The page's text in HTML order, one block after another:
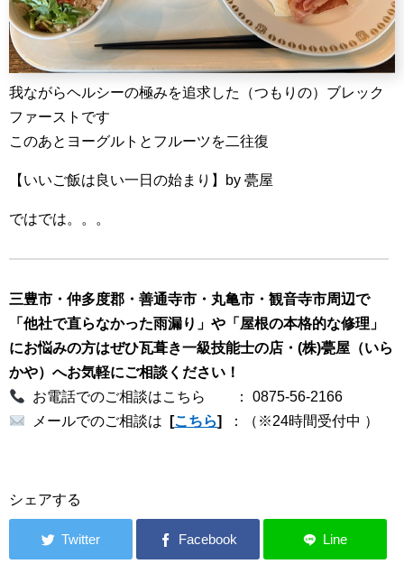
我ながらヘルシーの極みを追求した（つもりの）ブレック
ファーストです
このあとヨーグルトとフルーツを二往復
【いいご飯は良い一日の始まり】by 甍屋
ではでは。。。
三豊市・仲多度郡・善通寺市・丸亀市・観音寺市周辺で
「他社で直らなかった雨漏り」や「屋根の本格的な修理」
にお悩みの方はぜひ瓦葺き一級技能士の店・(株)甍屋（いら
かや）へお気軽にご相談ください！
お電話でのご相談はこちら ： 0875-56-2166
メールでのご相談は
[こちら] ：（※24時間受付中 ）
シェアする